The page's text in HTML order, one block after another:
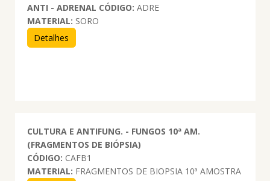
ANTI - ADRENAL CÓDIGO: ADRE
MATERIAL: SORO
Detalhes
CULTURA E ANTIFUNG. - FUNGOS 10ª AM.
(FRAGMENTOS DE BIÓPSIA)
CÓDIGO: CAFB1
MATERIAL: FRAGMENTOS DE BIOPSIA 10ª AMOSTRA